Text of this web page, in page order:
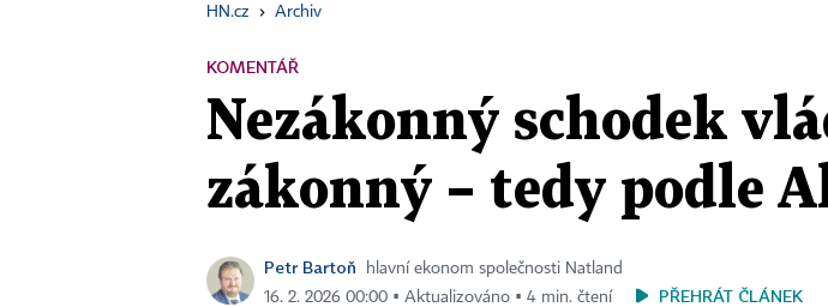
HN.cz › Archiv
KOMENTÁŘ
Nezákonný schodek
zákonný – tedy podle
Petr Bartoň
hlavní ekonom společnosti Natland
16. 2. 2026 00:00 ▪ Aktualizováno ▪ 4 min. čtení
PŘEHRÁT ČLÁNEK